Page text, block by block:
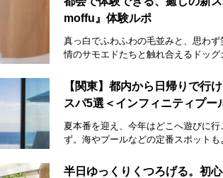
moffu』体験ルポ
真っ白でふわふわの毛並みと、思わ
情のサモエドたちと触れ合えるドッ
【関東】都内から日帰りで行
スパ5選＜インフィニティプー
夏本番を迎え、今年はどこへ遊びに
ず。海やプールなどの定番スポット
半日ゆっくりくつろげる。初